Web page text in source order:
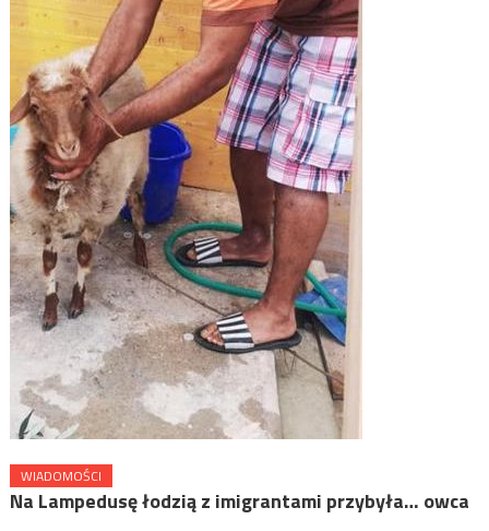
WIADOMOŚCI
Na Lampedusę łodzią z imigrantami przybyła… owca